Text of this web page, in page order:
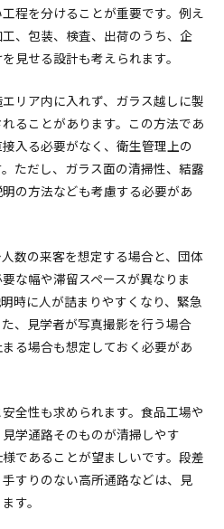
程を分けることが重要です。例え
、包装、検査、出荷のうち、企
見せる設計も考えられます。
リア内に入れず、ガラス越しに製
ることがあります。この方法であ
入る必要がなく、衛生管理上の
ただし、ガラス面の清掃性、結露
の方法なども考慮する必要があ
数の来客を想定する場合と、団体
な幅や滞留スペースが異なりま
時に人が詰まりやすくなり、緊急
、見学者が写真撮影を行う場合
る場合も想定しておく必要があ
全性も求められます。食品工場や
学通路そのものが清掃しやす
であることが望ましいです。段差
すりのない高所通路などは、見
す。